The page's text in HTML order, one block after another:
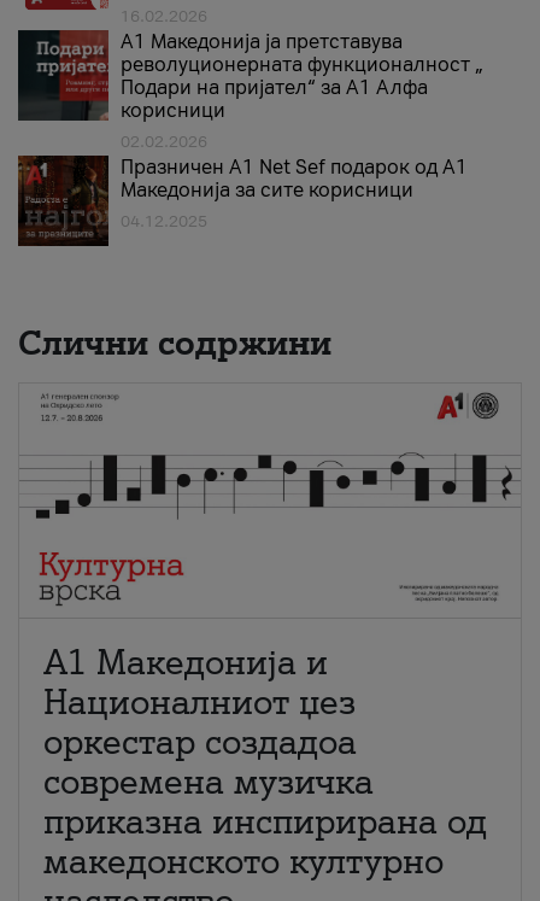
16.02.2026
А1 Македонија ја претставува
револуционерната функционалност „
Подари на пријател“ за А1 Алфа
корисници
02.02.2026
Празничен A1 Net Sеf подарок од А1
Македонија за сите корисници
04.12.2025
Слични содржини
А1 Македонија и
Националниот џез
оркестар создадоа
современа музичка
приказна инспирирана од
македонското културно